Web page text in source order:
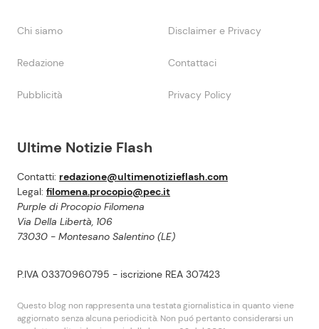
Ultime Notizie Flash
Contatti: redazione@ultimenotizieflash.com
Legal: filomena.procopio@pec.it
Purple di Procopio Filomena
Via Della Libertà, 106
73030 - Montesano Salentino (LE)
P.IVA 03370960795 - iscrizione REA 307423
Questo blog non rappresenta una testata giornalistica in quanto viene
aggiornato senza alcuna periodicità. Non puó pertanto considerarsi un
Chi siamo Disclaimer e Privacy
Redazione Contattaci
Pubblicità Privacy Policy